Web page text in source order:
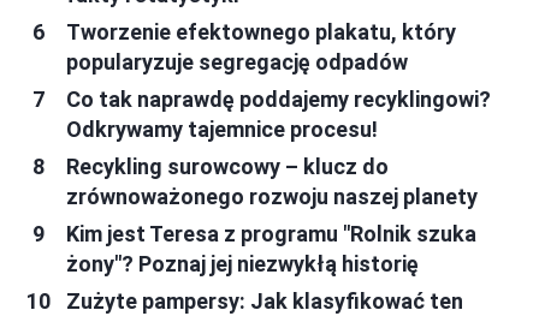
Tworzenie efektownego plakatu, który
popularyzuje segregację odpadów
Co tak naprawdę poddajemy recyklingowi?
Odkrywamy tajemnice procesu!
Recykling surowcowy – klucz do
zrównoważonego rozwoju naszej planety
Kim jest Teresa z programu "Rolnik szuka
żony"? Poznaj jej niezwykłą historię
Zużyte pampersy: Jak klasyfikować ten